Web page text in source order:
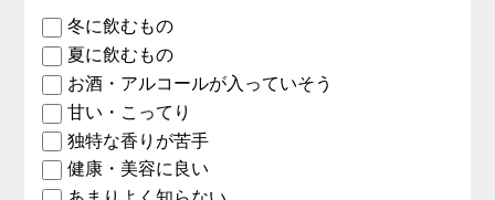
冬に飲むもの
夏に飲むもの
お酒・アルコールが入っていそう
甘い・こってり
独特な香りが苦手
健康・美容に良い